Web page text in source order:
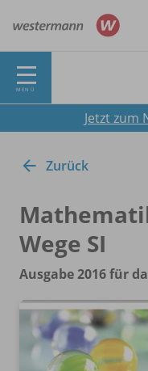
MENÜ
Jetzt zum
Zurück
Wege SI
Ausgabe 2016 für